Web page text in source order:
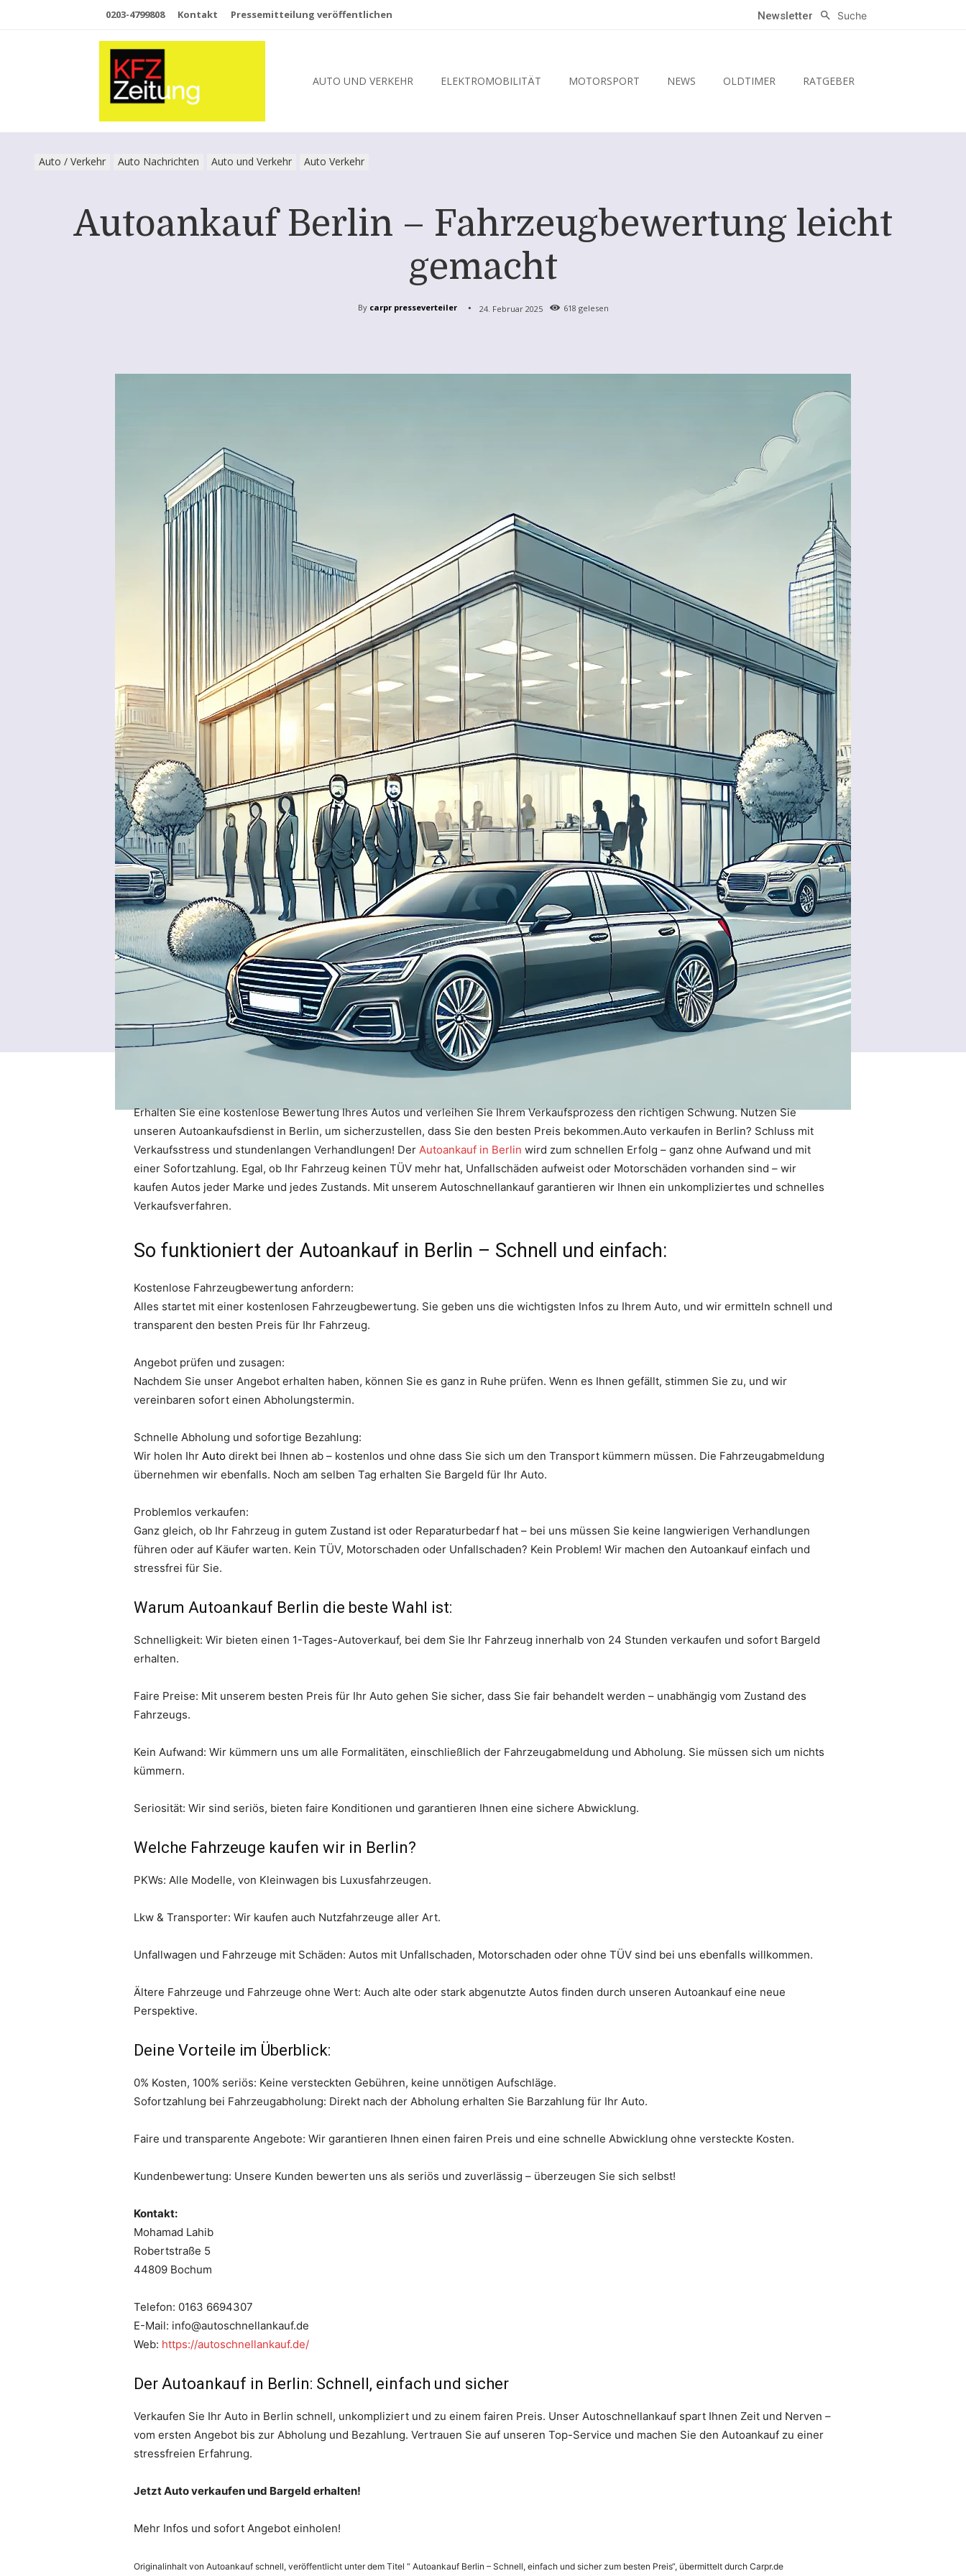
0203-4799808 Kontakt Pressemitteilung veröffentlichen Newsletter Suche
AUTO UND VERKEHR ELEKTROMOBILITÄT MOTORSPORT NEWS OLDTIMER RATGEBER
Auto / Verkehr Auto Nachrichten Auto und Verkehr Auto Verkehr
Autoankauf Berlin – Fahrzeugbewertung leicht
gemacht
By carpr presseverteiler 24. Februar 2025 618 gelesen
Erhalten Sie eine kostenlose Bewertung Ihres Autos und verleihen Sie Ihrem Verkaufsprozess den richtigen Schwung. Nutzen Sie
unseren Autoankaufsdienst in Berlin, um sicherzustellen, dass Sie den besten Preis bekommen.Auto verkaufen in Berlin? Schluss mit
Verkaufsstress und stundenlangen Verhandlungen! Der Autoankauf in Berlin wird zum schnellen Erfolg – ganz ohne Aufwand und mit
einer Sofortzahlung. Egal, ob Ihr Fahrzeug keinen TÜV mehr hat, Unfallschäden aufweist oder Motorschäden vorhanden sind – wir
kaufen Autos jeder Marke und jedes Zustands. Mit unserem Autoschnellankauf garantieren wir Ihnen ein unkompliziertes und schnelles
Verkaufsverfahren.
So funktioniert der Autoankauf in Berlin – Schnell und einfach:
Kostenlose Fahrzeugbewertung anfordern:
Alles startet mit einer kostenlosen Fahrzeugbewertung. Sie geben uns die wichtigsten Infos zu Ihrem Auto, und wir ermitteln schnell und
transparent den besten Preis für Ihr Fahrzeug.
Angebot prüfen und zusagen:
Nachdem Sie unser Angebot erhalten haben, können Sie es ganz in Ruhe prüfen. Wenn es Ihnen gefällt, stimmen Sie zu, und wir
vereinbaren sofort einen Abholungstermin.
Schnelle Abholung und sofortige Bezahlung:
Wir holen Ihr Auto direkt bei Ihnen ab – kostenlos und ohne dass Sie sich um den Transport kümmern müssen. Die Fahrzeugabmeldung
übernehmen wir ebenfalls. Noch am selben Tag erhalten Sie Bargeld für Ihr Auto.
Problemlos verkaufen:
Ganz gleich, ob Ihr Fahrzeug in gutem Zustand ist oder Reparaturbedarf hat – bei uns müssen Sie keine langwierigen Verhandlungen
führen oder auf Käufer warten. Kein TÜV, Motorschaden oder Unfallschaden? Kein Problem! Wir machen den Autoankauf einfach und
stressfrei für Sie.
Warum Autoankauf Berlin die beste Wahl ist:
Schnelligkeit: Wir bieten einen 1-Tages-Autoverkauf, bei dem Sie Ihr Fahrzeug innerhalb von 24 Stunden verkaufen und sofort Bargeld
erhalten.
Faire Preise: Mit unserem besten Preis für Ihr Auto gehen Sie sicher, dass Sie fair behandelt werden – unabhängig vom Zustand des
Fahrzeugs.
Kein Aufwand: Wir kümmern uns um alle Formalitäten, einschließlich der Fahrzeugabmeldung und Abholung. Sie müssen sich um nichts
kümmern.
Seriosität: Wir sind seriös, bieten faire Konditionen und garantieren Ihnen eine sichere Abwicklung.
Welche Fahrzeuge kaufen wir in Berlin?
PKWs: Alle Modelle, von Kleinwagen bis Luxusfahrzeugen.
Lkw & Transporter: Wir kaufen auch Nutzfahrzeuge aller Art.
Unfallwagen und Fahrzeuge mit Schäden: Autos mit Unfallschaden, Motorschaden oder ohne TÜV sind bei uns ebenfalls willkommen.
Ältere Fahrzeuge und Fahrzeuge ohne Wert: Auch alte oder stark abgenutzte Autos finden durch unseren Autoankauf eine neue
Perspektive.
Deine Vorteile im Überblick:
0% Kosten, 100% seriös: Keine versteckten Gebühren, keine unnötigen Aufschläge.
Sofortzahlung bei Fahrzeugabholung: Direkt nach der Abholung erhalten Sie Barzahlung für Ihr Auto.
Faire und transparente Angebote: Wir garantieren Ihnen einen fairen Preis und eine schnelle Abwicklung ohne versteckte Kosten.
Kundenbewertung: Unsere Kunden bewerten uns als seriös und zuverlässig – überzeugen Sie sich selbst!
Kontakt:
Mohamad Lahib
Robertstraße 5
44809 Bochum
Telefon: 0163 6694307
E-Mail: info@autoschnellankauf.de
Web: https://autoschnellankauf.de/
Der Autoankauf in Berlin: Schnell, einfach und sicher
Verkaufen Sie Ihr Auto in Berlin schnell, unkompliziert und zu einem fairen Preis. Unser Autoschnellankauf spart Ihnen Zeit und Nerven –
vom ersten Angebot bis zur Abholung und Bezahlung. Vertrauen Sie auf unseren Top-Service und machen Sie den Autoankauf zu einer
stressfreien Erfahrung.
Jetzt Auto verkaufen und Bargeld erhalten!
Mehr Infos und sofort Angebot einholen!
Originalinhalt von Autoankauf schnell, veröffentlicht unter dem Titel “ Autoankauf Berlin – Schnell, einfach und sicher zum besten Preis“, übermittelt durch Carpr.de